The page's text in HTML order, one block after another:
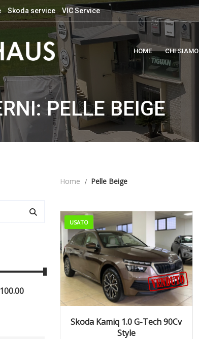
Skoda service VIC Service
HOME CHI SIAMO
PELLE BEIGE
Home Pelle Beige
USATO
2021 Manua... 25000
Skoda Kamiq 1.0 G-Tech 90Cv
Style